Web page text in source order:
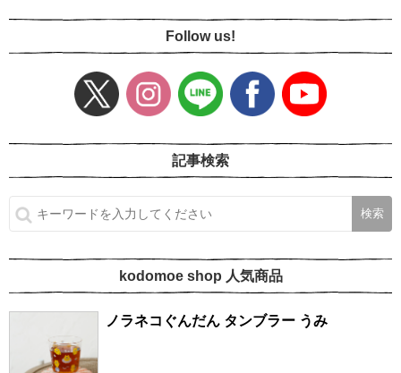
Follow us!
記事検索
kodomoe shop 人気商品
ノラネコぐんだん タンブラー うみ